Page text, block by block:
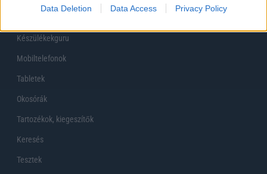
Data Deletion Data Access Privacy Policy
Főoldal
Készülékekguru
Mobiltelefonok
Tabletek
Okosórák
Tartozékok, kiegeszítők
Keresés
Tesztek